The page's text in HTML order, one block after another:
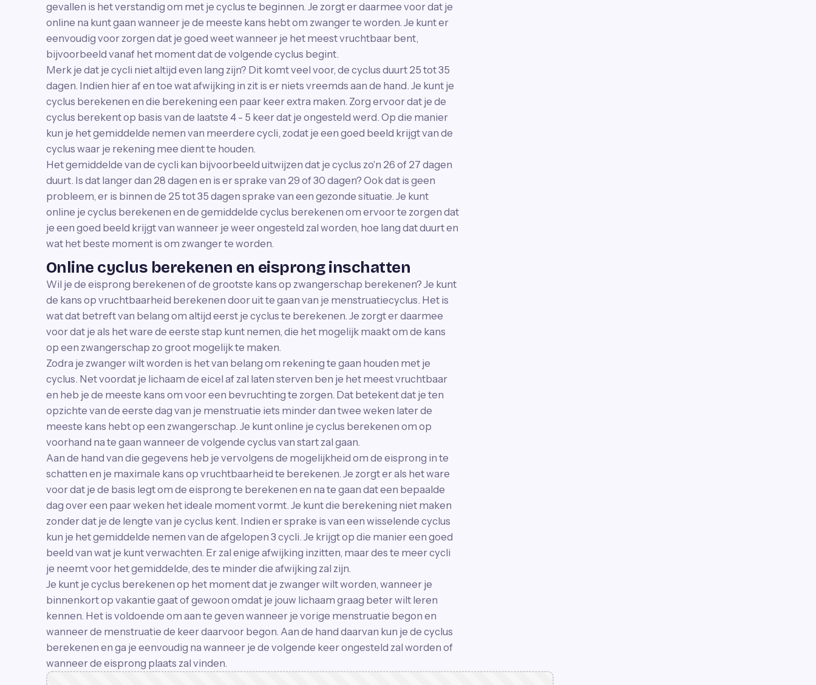
gevallen is het verstandig om met je cyclus te beginnen. Je zorgt er daarmee voor dat je
online na kunt gaan wanneer je de meeste kans hebt om zwanger te worden. Je kunt er
eenvoudig voor zorgen dat je goed weet wanneer je het meest vruchtbaar bent,
bijvoorbeeld vanaf het moment dat de volgende cyclus begint.
Merk je dat je cycli niet altijd even lang zijn? Dit komt veel voor, de cyclus duurt 25 tot 35
dagen. Indien hier af en toe wat afwijking in zit is er niets vreemds aan de hand. Je kunt je
cyclus berekenen en die berekening een paar keer extra maken. Zorg ervoor dat je de
cyclus berekent op basis van de laatste 4 - 5 keer dat je ongesteld werd. Op die manier
kun je het gemiddelde nemen van meerdere cycli, zodat je een goed beeld krijgt van de
cyclus waar je rekening mee dient te houden.
Het gemiddelde van de cycli kan bijvoorbeeld uitwijzen dat je cyclus zo'n 26 of 27 dagen
duurt. Is dat langer dan 28 dagen en is er sprake van 29 of 30 dagen? Ook dat is geen
probleem, er is binnen de 25 tot 35 dagen sprake van een gezonde situatie. Je kunt
online je cyclus berekenen en de gemiddelde cyclus berekenen om ervoor te zorgen dat
je een goed beeld krijgt van wanneer je weer ongesteld zal worden, hoe lang dat duurt en
wat het beste moment is om zwanger te worden.
Online cyclus berekenen en eisprong inschatten
Wil je de eisprong berekenen of de grootste kans op zwangerschap berekenen? Je kunt
de kans op vruchtbaarheid berekenen door uit te gaan van je menstruatiecyclus. Het is
wat dat betreft van belang om altijd eerst je cyclus te berekenen. Je zorgt er daarmee
voor dat je als het ware de eerste stap kunt nemen, die het mogelijk maakt om de kans
op een zwangerschap zo groot mogelijk te maken.
Zodra je zwanger wilt worden is het van belang om rekening te gaan houden met je
cyclus. Net voordat je lichaam de eicel af zal laten sterven ben je het meest vruchtbaar
en heb je de meeste kans om voor een bevruchting te zorgen. Dat betekent dat je ten
opzichte van de eerste dag van je menstruatie iets minder dan twee weken later de
meeste kans hebt op een zwangerschap. Je kunt online je cyclus berekenen om op
voorhand na te gaan wanneer de volgende cyclus van start zal gaan.
Aan de hand van die gegevens heb je vervolgens de mogelijkheid om de eisprong in te
schatten en je maximale kans op vruchtbaarheid te berekenen. Je zorgt er als het ware
voor dat je de basis legt om de eisprong te berekenen en na te gaan dat een bepaalde
dag over een paar weken het ideale moment vormt. Je kunt die berekening niet maken
zonder dat je de lengte van je cyclus kent. Indien er sprake is van een wisselende cyclus
kun je het gemiddelde nemen van de afgelopen 3 cycli. Je krijgt op die manier een goed
beeld van wat je kunt verwachten. Er zal enige afwijking inzitten, maar des te meer cycli
je neemt voor het gemiddelde, des te minder die afwijking zal zijn.
Je kunt je cyclus berekenen op het moment dat je zwanger wilt worden, wanneer je
binnenkort op vakantie gaat of gewoon omdat je jouw lichaam graag beter wilt leren
kennen. Het is voldoende om aan te geven wanneer je vorige menstruatie begon en
wanneer de menstruatie de keer daarvoor begon. Aan de hand daarvan kun je de cyclus
berekenen en ga je eenvoudig na wanneer je de volgende keer ongesteld zal worden of
wanneer de eisprong plaats zal vinden.